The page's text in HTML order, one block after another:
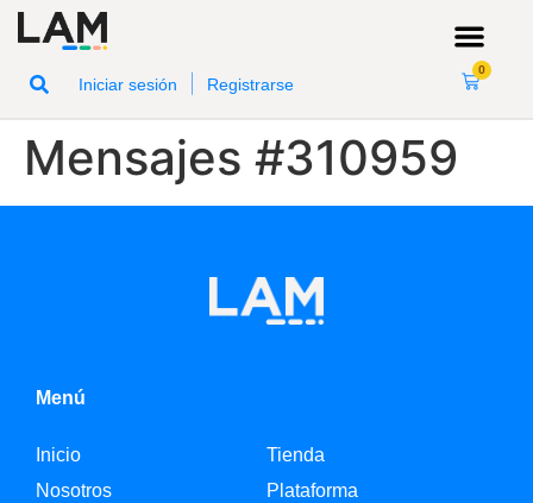
Iniciar sesión Registrarse
0
Mensajes #310959
Menú
Inicio
Nosotros
Tienda
Plataforma